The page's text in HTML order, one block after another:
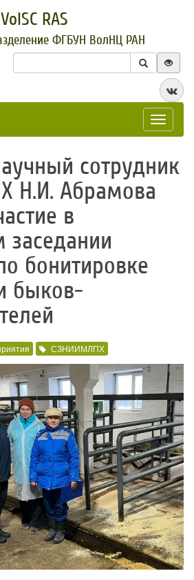
VolSC RAS
ФГБУН ВолНЦ РАН
Toggle
сотрудник
Н.И. Абрамова
в
бонитировке
быков-
СЗНИИМЛПХ